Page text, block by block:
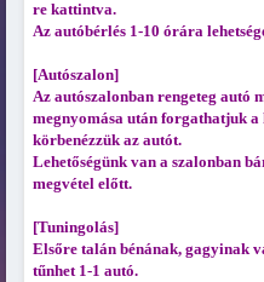
re kattintva.
Az autóbérlés 1-10 órára
[Autószalon]
Az autószalonban rengeteg autó
megnyomása után forgathatjuk
körbenézzük az autót.
Lehetőségünk van a szalonban
megvétel előtt.
[Tuningolás]
Elsőre talán bénának, gagyinak
tűnhet 1-1 autó.